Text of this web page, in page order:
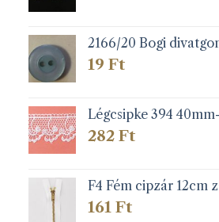
2166/20 Bogi
19 Ft
Légcsipke 394
282 Ft
F4 Fém cipzár 12cm
161 Ft